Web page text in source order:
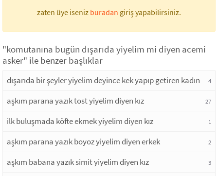
zaten üye iseniz buradan giriş yapabilirsiniz.
"komutanına bugün dışarıda yiyelim mi diyen acemi
asker" ile benzer başlıklar
dışarıda bir şeyler yiyelim deyince kek yapıp getiren kadın 4
aşkım parana yazık tost yiyelim diyen kız 27
ilk buluşmada köfte ekmek yiyelim diyen kız 1
aşkım parana yazık boyoz yiyelim diyen erkek 2
aşkım babana yazık simit yiyelim diyen kız 3